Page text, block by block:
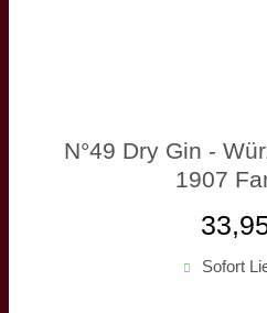
N°49 Dry Gin -
1907
Sofort